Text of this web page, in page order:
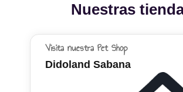
Nuestras
Visita nuestra Pet Shop
Didoland Sabana